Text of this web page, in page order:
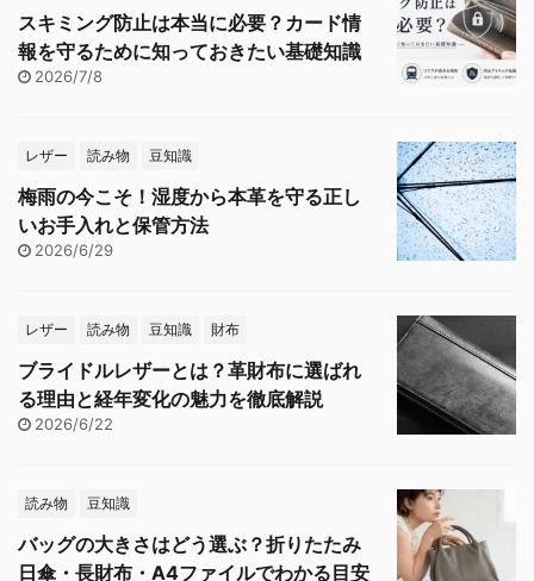
スキミング防止は本当に必要？カード情
報を守るために知っておきたい基礎知識
2026/7/8
レザー 読み物 豆知識
梅雨の今こそ！湿度から本革を守る正し
いお手入れと保管方法
2026/6/29
レザー 読み物 豆知識 財布
ブライドルレザーとは？革財布に選ばれ
る理由と経年変化の魅力を徹底解説
2026/6/22
読み物 豆知識
バッグの大きさはどう選ぶ？折りたたみ
日傘・長財布・A4ファイルでわかる目安